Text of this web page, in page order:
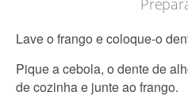
Lave o frango e coloque-o
Pique a cebola, o dente de
de cozinha e junte ao frango.